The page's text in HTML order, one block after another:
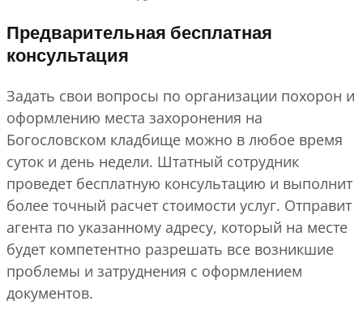
Предварительная бесплатная
консультация
Задать свои вопросы по организации похорон и
оформлению места захоронения на
Богословском кладбище можно в любое время
суток и день недели. Штатный сотрудник
проведет бесплатную консультацию и выполнит
более точный расчет стоимости услуг. Отправит
агента по указанному адресу, который на месте
будет компетентно разрешать все возникшие
проблемы и затруднения с оформлением
документов.